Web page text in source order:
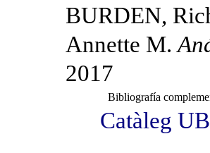
BURDEN,
Annette M.
2017
Bibliografía
Catàleg UB